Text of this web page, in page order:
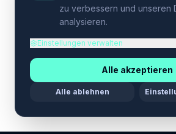
zu verbessern und unseren
analysieren.
Einstellungen verwalten
Alle akzeptieren
Alle ablehnen